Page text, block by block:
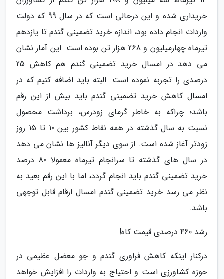
خریداری شده و این درحالی است که در سال 99 که دولت
واردات انجام داده بود، اندازه خرید تضمینی گندم تا یازدهم
تیرماه چهارمیلیون و 268 هزار تن بوده است. این آمار نشان
می دهد در امسال خرید تضمینی گندم هم کاهش 25
درصدی را تجربه نموده است. البته باید اضافه کنیم که در
امسال کاهش خرید تضمینی گندم باید بیش از این رقم
باشد؛ چراکه به خاطر گرمای زودرس، برداشت محصول
نسبت به سال گذشته در همه نقاط کشور بین 10 تا 15 روز
زودتر آغاز شده است. از سوی دیگر آنالیز ها نشان می دهد
در سال های گذشته تا سرانجام تیرماه معمولا 80 درصد
خرید تضمینی گندم باید انجام گردد، اما با این رقم بعید به
نظر می رسد خرید تضمینی گندم امسال ارقام قابل توجهی
باشد.
رشد 460 درصدی قیمت کاه!
درکنار اینکه کاهش فراوری گندم و جو معضل عظیمی در
حوزه کشاورزی است و احتیاج به واردات را افزایش خواهد